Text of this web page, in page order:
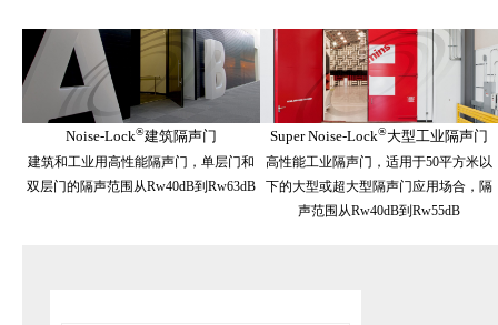
Noise-Lock®建筑隔声门
建筑和工业用高性能隔声门，单层门和
双层门的隔声范围从Rw40dB到Rw63dB
Super Noise-Lock®大型工业隔声门
高性能工业隔声门，适用于50平方米以
下的大型或超大型隔声门应用场合，隔
声范围从Rw40dB到Rw55dB